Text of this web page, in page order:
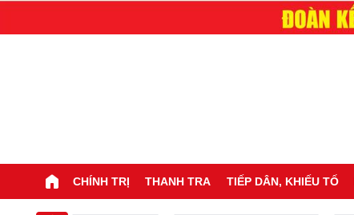
CHÍNH TRỊ THANH TRA TIẾP DÂN, KHIẾU TỐ